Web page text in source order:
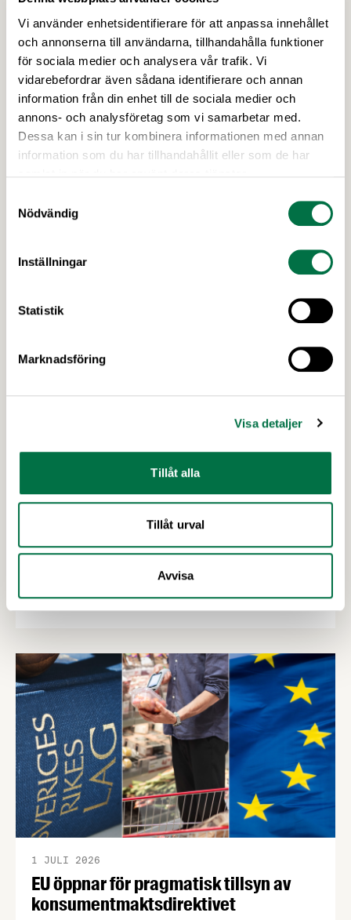
Vi använder enhetsidentifierare för att anpassa innehållet
och annonserna till användarna, tillhandahålla funktioner
för sociala medier och analysera vår trafik. Vi
vidarebefordrar även sådana identifierare och annan
information från din enhet till de sociala medier och
annons- och analysföretag som vi samarbetar med.
Dessa kan i sin tur kombinera informationen med annan
information som du har tillhandahållit eller som de har
Nödvändig
Inställningar
Statistik
Marknadsföring
Visa detaljer
Tillåt alla
Tillåt urval
Avvisa
EU öppnar för pragmatisk tillsyn av
konsumentmaktsdirektivet –
Livsmedelsföretagen
EU-kommissionen och de nationella
CPC-nätverket, har kommit med en gemensam
förståelse om införandet av det nya
välkomnar att det på EU-nivå nu formellt erkänns
att införandet av direktivet skapar betydande
Senaste nytt
Utlysningar: Forskning och Innovation
med fokus på försörjning
I höst öppnar Formas två utlysningar inom det
nationella forskningsprogrammet för livsmedel,
en motståndskraftig livsmedelsförsörjning", och
båda syftar till att bana väg för innovationer som
stärker Sveriges livsmedelsförsörjning.
EU öppnar för pragmatisk tillsyn av
konsumentmaktsdirektivet
1 JULI 2026